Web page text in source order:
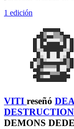
1 edición
VITI reseñó
DEMONS